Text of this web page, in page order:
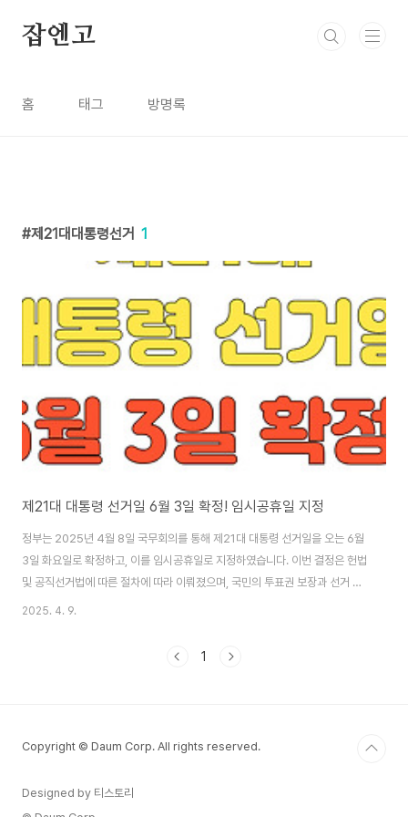
잡엔고
홈 태그 방명록
제21대대통령선거 1
제21대 대통령 선거일 6월 3일 확정! 임시공휴일 지정
정부는 2025년 4월 8일 국무회의를 통해 제21대 대통령 선거일을 오는 6월
3일 화요일로 확정하고, 이를 임시공휴일로 지정하였습니다. 이번 결정은 헌법
및 공직선거법에 따른 절차에 따라 이뤄졌으며, 국민의 투표권 보장과 선거 참
여 확대를 위한 조치로 해석됩니다. 선거일 결정 배경헌법 제68조와 공직선거
있습니다. 이에 따라 중앙선거관리위원회의 요청과 일정 조율을 거쳐 6월 3일
2025. 4. 9.
1
Copyright © Daum Corp. All rights reserved.
Designed by 티스토리